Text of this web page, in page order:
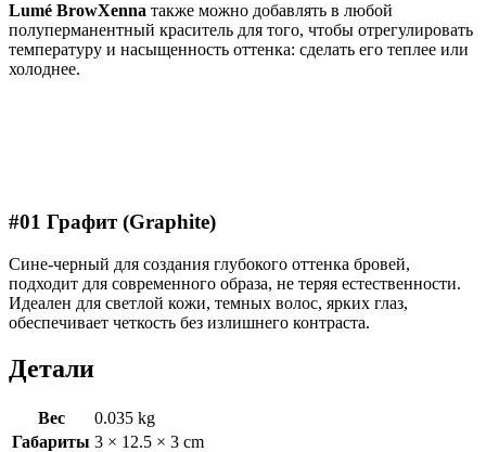
Lumé BrowXenna также можно добавлять в любой
полуперманентный краситель для того, чтобы отрегулировать
температуру и насыщенность оттенка: сделать его теплее или
холоднее.
#01 Графит (Graphite)
Сине-черный для создания глубокого оттенка бровей,
подходит для современного образа, не теряя естественности.
Идеален для светлой кожи, темных волос, ярких глаз,
обеспечивает четкость без излишнего контраста.
Детали
Вес
0.035 kg
Габариты 3 × 12.5 × 3 cm